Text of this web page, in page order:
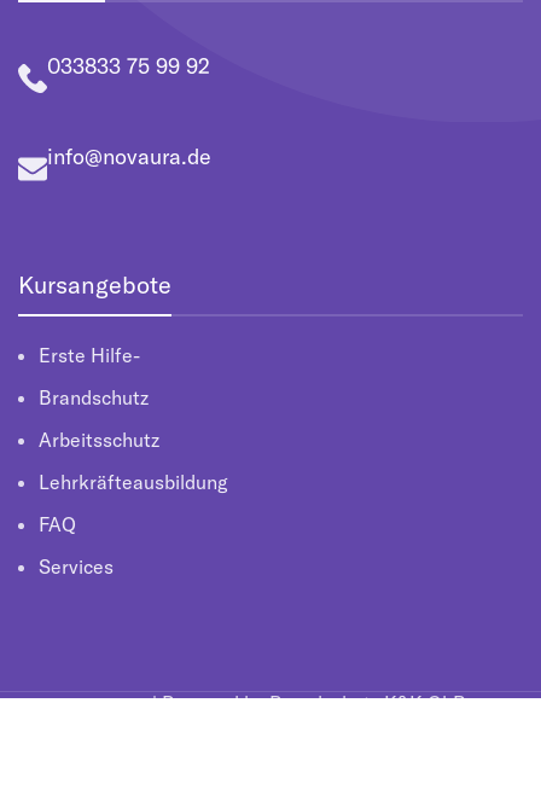
033833 75 99 92
info@novaura.de
Kursangebote
Erste Hilfe-
Brandschutz
Arbeitsschutz
Lehrkräfteausbildung
FAQ
Services
novaura | Powered by Brandschutz K&K GbR